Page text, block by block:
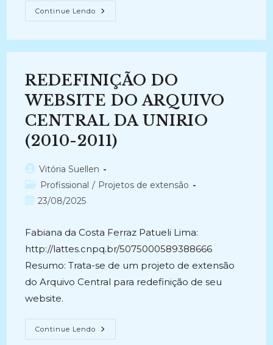
Continue Lendo TREINAMENTO
DE
DE
PROTOCOLO
DA
UNIRIO.
(2010-
2010)
REDEFINIÇÃO DO
WEBSITE DO ARQUIVO
CENTRAL DA UNIRIO
(2010-2011)
Autor
do
post:
Vitória Suellen
Categoria
do
Profissional / Projetos de extensão
Post23/08/2025
Fabiana da Costa Ferraz Patueli Lima:
http://lattes.cnpq.br/5075000589388666
Resumo: Trata-se de um projeto de extensão
do Arquivo Central para redefinição de seu
website.
Continue Lendo REDEFINIÇÃO
DO